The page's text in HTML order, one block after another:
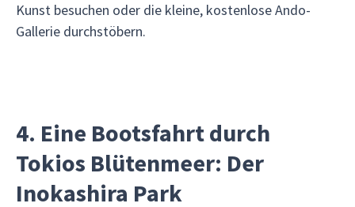
Kunst besuchen oder die kleine, kostenlose Ando-
Gallerie durchstöbern.
4. Eine Bootsfahrt durch
Tokios Blütenmeer: Der
Inokashira Park